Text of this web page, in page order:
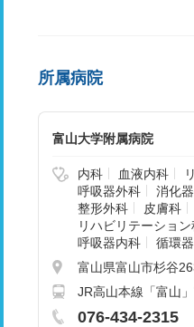
所属病院
富山大学附属病院
内科 血液内科
呼吸器外科
消化
整形外科
皮膚科
リハビリテーション
呼吸器内科
循環
富山県富山市杉谷
JR高山本線「富山
076-434-2315